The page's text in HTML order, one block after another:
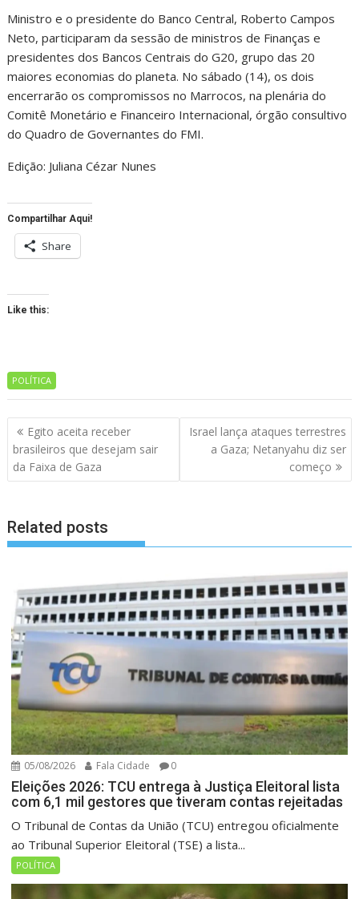
Ministro e o presidente do Banco Central, Roberto Campos
Neto, participaram da sessão de ministros de Finanças e
presidentes dos Bancos Centrais do G20, grupo das 20
maiores economias do planeta. No sábado (14), os dois
encerrarão os compromissos no Marrocos, na plenária do
Comitê Monetário e Financeiro Internacional, órgão consultivo
do Quadro de Governantes do FMI.
Edição: Juliana Cézar Nunes
Compartilhar Aqui!
Share
Like this:
POLÍTICA
Navegação
de
artigos
Egito aceita receber
brasileiros que desejam sair
da Faixa de Gaza
Israel lança ataques terrestres
a Gaza; Netanyahu diz ser
começo
Related posts
05/08/2026 Fala Cidade 0
Eleições 2026: TCU entrega à Justiça Eleitoral lista
com 6,1 mil gestores que tiveram contas rejeitadas
O Tribunal de Contas da União (TCU) entregou oficialmente
ao Tribunal Superior Eleitoral (TSE) a lista...
POLÍTICA